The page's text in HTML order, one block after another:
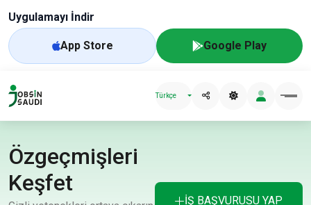
Uygulamayı İndir
App Store Google Play
Türkçe
Özgeçmişleri
Keşfet
İŞ BAŞVURUSU YAP